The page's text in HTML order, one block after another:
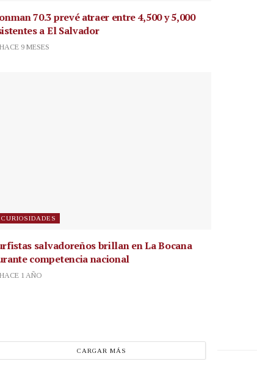
70.3 prevé atraer entre 4,500 y 5,000
a El Salvador
9 MESES
CURIOSIDADES
salvadoreños brillan en La Bocana
competencia nacional
1 AÑO
CARGAR MÁS